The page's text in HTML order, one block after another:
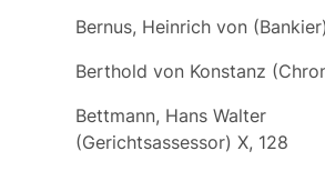
Bernus, Heinrich von
Berthold von Konstanz
Bettmann, Hans Walter
(Gerichtsassessor) X, 128